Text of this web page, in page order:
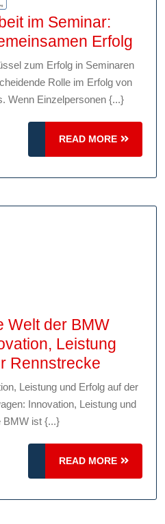
im Seminar:
Erfolg
zum Erfolg in Seminaren
Rolle im Erfolg von
Wenn Einzelpersonen {...}
READ MORE
READ
MORE
Welt der BMW
Leistung
Rennstrecke
Welt
BMW
Leistung
Leistung und Erfolg auf der
Innovation, Leistung und
BMW ist {...}
READ MORE
READ
MORE